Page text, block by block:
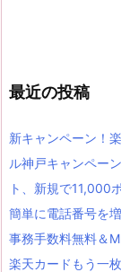
最近の投稿
新キャンペーン！
ル神戸キャンペー
ト、新規で11,000
簡単に電話番号を
事務手数料無料＆
楽天カードもう一